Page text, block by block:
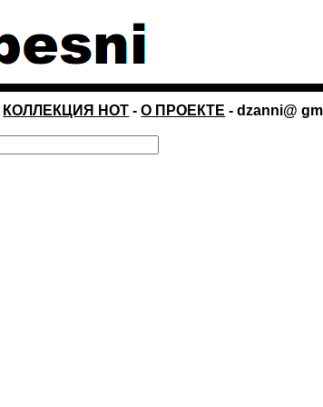
КОЛЛЕКЦИЯ НОТ -О ПРОЕКТЕ - dzanni@